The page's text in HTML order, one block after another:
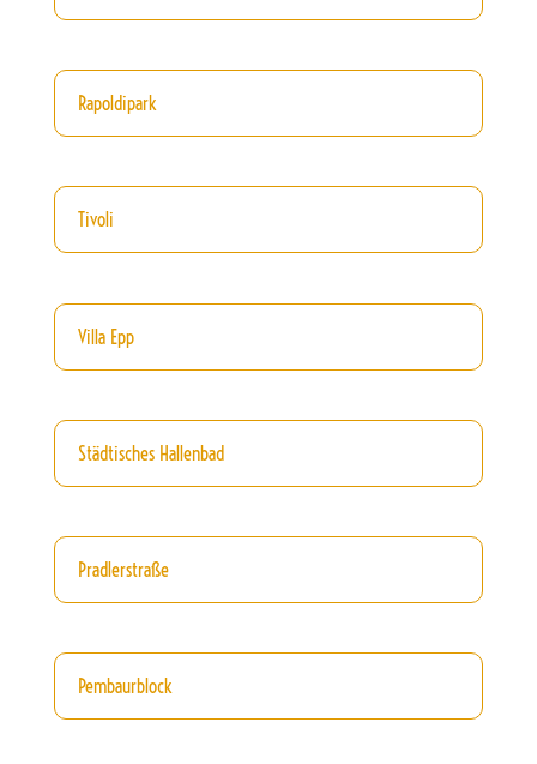
Rapoldipark
Tivoli
Villa Epp
Städtisches Hallenbad
Pradlerstraße
Pembaurblock